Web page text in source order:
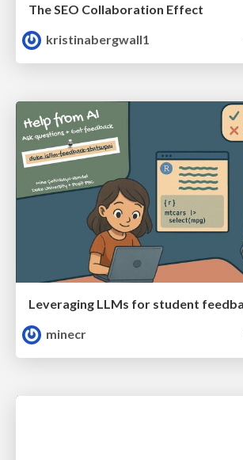
The SEO Collaboration Effect
kristinabergwall1
minecr